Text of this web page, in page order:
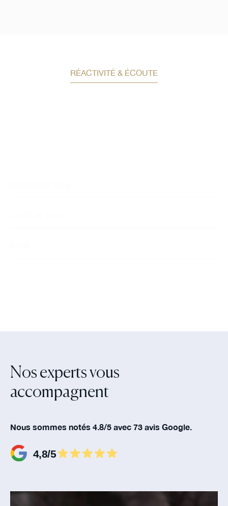
RÉACTIVITÉ & ÉCOUTE
Nos experts vous
accompagnent‍
Nous sommes notés 4.8/5 avec 73 avis Google.